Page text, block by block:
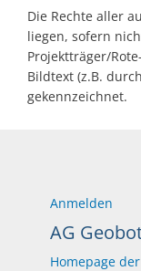
Die Rechte aller
liegen, sofern
Projektträger/
Bildtext (z.B.
gekennzeichnet.
Anmelden
AG
Homepage